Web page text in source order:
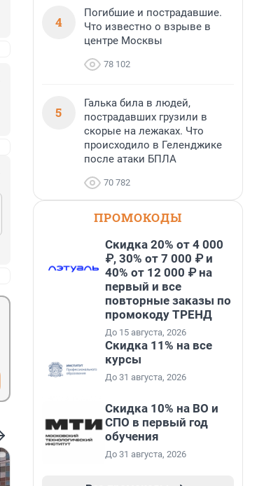
4
Погибшие и пострадавшие.
Что известно о взрыве в
центре Москвы
78 102
5
Галька била в людей,
пострадавших грузили в
скорые на лежаках. Что
происходило в Геленджике
после атаки БПЛА
70 782
ПРОМОКОДЫ
Скидка 20% от 4 000
₽, 30% от 7 000 ₽ и
40% от 12 000 ₽ на
первый и все
повторные заказы по
промокоду ТРЕНД
До 15 августа, 2026
Скидка 11% на все
курсы
До 31 августа, 2026
Скидка 10% на ВО и
СПО в первый год
обучения
До 31 августа, 2026